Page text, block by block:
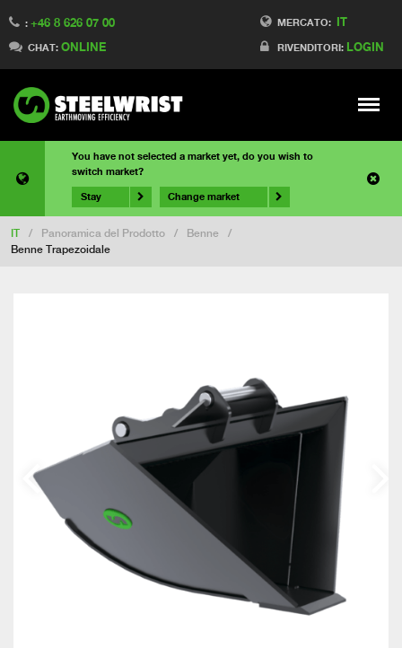
MERCATO: IT
RIVENDITORI: LOGIN
: +46 8 626 07 00
CHAT: ONLINE
Meny
You have not selected a market yet, do you wish to
switch market?
Stay Change market
IT / Panoramica del Prodotto / Benne
/
Benne Trapezoidale